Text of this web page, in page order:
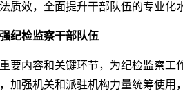
质效，全面提升干部队伍的专业化
纪检监察干部队伍
要内容和关键环节，为纪检监察工
加强机关和派驻机构力量统筹使